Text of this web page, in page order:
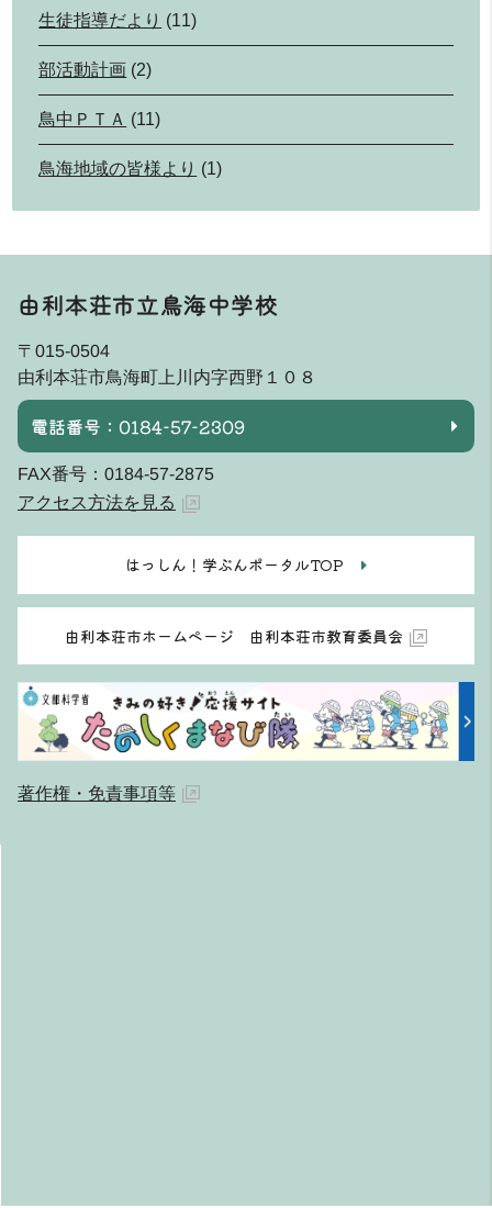
生徒指導だより (11)
部活動計画 (2)
鳥中ＰＴＡ (11)
鳥海地域の皆様より (1)
由利本荘市立鳥海中学校
〒015-0504
由利本荘市鳥海町上川内字西野１０８
電話番号：0184-57-2309
FAX番号：0184-57-2875
アクセス方法を見る
はっしん！学ぶんポータルTOP
由利本荘市ホームページ 由利本荘市教育委員会
著作権・免責事項等